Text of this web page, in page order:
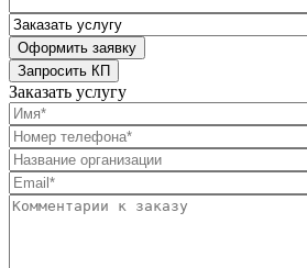
Заказать услугу